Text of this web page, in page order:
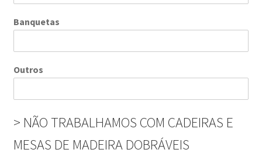
Banquetas
Outros
> NÃO TRABALHAMOS COM CADEIRAS E
MESAS DE MADEIRA DOBRÁVEIS